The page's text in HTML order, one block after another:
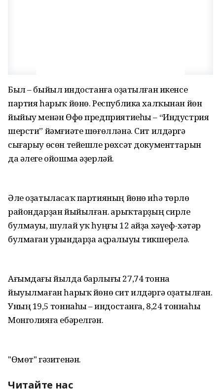
Был – быйыл Һиндостанға оҙатылған икенсе
партия һарыҡ йөнө. Республика халҡынан йөн
йыйыу менән Өфө предприятиеһы – “Индустрия
шерсти” йәмғиәте шөғөлләнә. Сит илдәргә
сығарыу өсөн тейешле рөхсәт документтарын
да әлеге ойошма әҙерләй.
Әле оҙатыласаҡ партияның йөнө иһә төрлө
райондарҙан йыйылған. Һарыҡтарҙың сирле
булмауы, шулай уҡ һуңғы 12 айҙа хәүеф-хәтәр
булмаған урындарҙа аҫралыуы тикшерелә.
Ағымдағы йылда барлығы 27,74 тонна
йыуылмаған һарыҡ йөнө сит илдәргә оҙатылған.
Уның 19,5 тоннаһы – Һиндостанға, 8,24 тоннаһы
Монголияға ебәрелгән.
"Өмөт" гәзитенән.
Читайте нас